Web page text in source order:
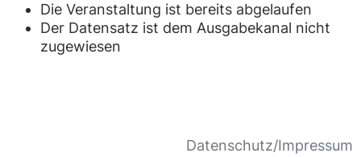
Die Veranstaltung ist bereits abgelaufen
Der Datensatz ist dem Ausgabekanal nicht
zugewiesen
Datenschutz/Impressum